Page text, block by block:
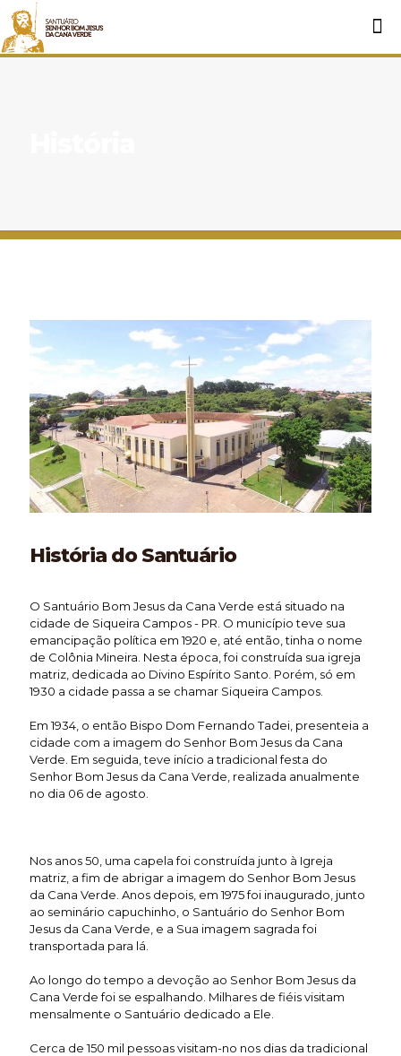
História do Santuário
O Santuário Bom Jesus da Cana Verde está situado na
cidade de Siqueira Campos - PR. O município teve sua
emancipação política em 1920 e, até então, tinha o nome
de Colônia Mineira. Nesta época, foi construída sua igreja
matriz, dedicada ao Divino Espírito Santo. Porém, só em
1930 a cidade passa a se chamar Siqueira Campos.
Em 1934, o então Bispo Dom Fernando Tadei, presenteia a
cidade com a imagem do Senhor Bom Jesus da Cana
Verde. Em seguida, teve início a tradicional festa do
Senhor Bom Jesus da Cana Verde, realizada anualmente
no dia 06 de agosto.
Nos anos 50, uma capela foi construída junto à Igreja
matriz, a fim de abrigar a imagem do Senhor Bom Jesus
da Cana Verde. Anos depois, em 1975 foi inaugurado, junto
ao seminário capuchinho, o Santuário do Senhor Bom
Jesus da Cana Verde, e a Sua imagem sagrada foi
transportada para lá.
Ao longo do tempo a devoção ao Senhor Bom Jesus da
Cana Verde foi se espalhando. Milhares de fiéis visitam
mensalmente o Santuário dedicado a Ele.
Cerca de 150 mil pessoas visitam-no nos dias da tradicional